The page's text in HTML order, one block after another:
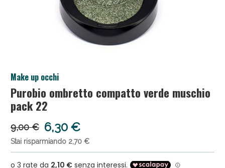
Make up occhi
Purobio ombretto compatto verde muschio
pack 22
9,00 € 6,30 €
Stai risparmiando 2,70 €
Anticellulite e Fanghi: Sconto fino al 40% valido